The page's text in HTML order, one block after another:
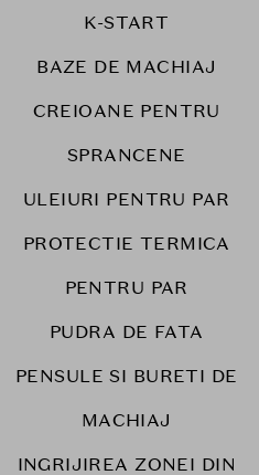
K-START
BAZE DE MACHIAJ
CREIOANE PENTRU
SPRANCENE
ULEIURI PENTRU PAR
PROTECTIE TERMICA
PENTRU PAR
PUDRA DE FATA
PENSULE SI BURETI DE
MACHIAJ
INGRIJIREA ZONEI DIN